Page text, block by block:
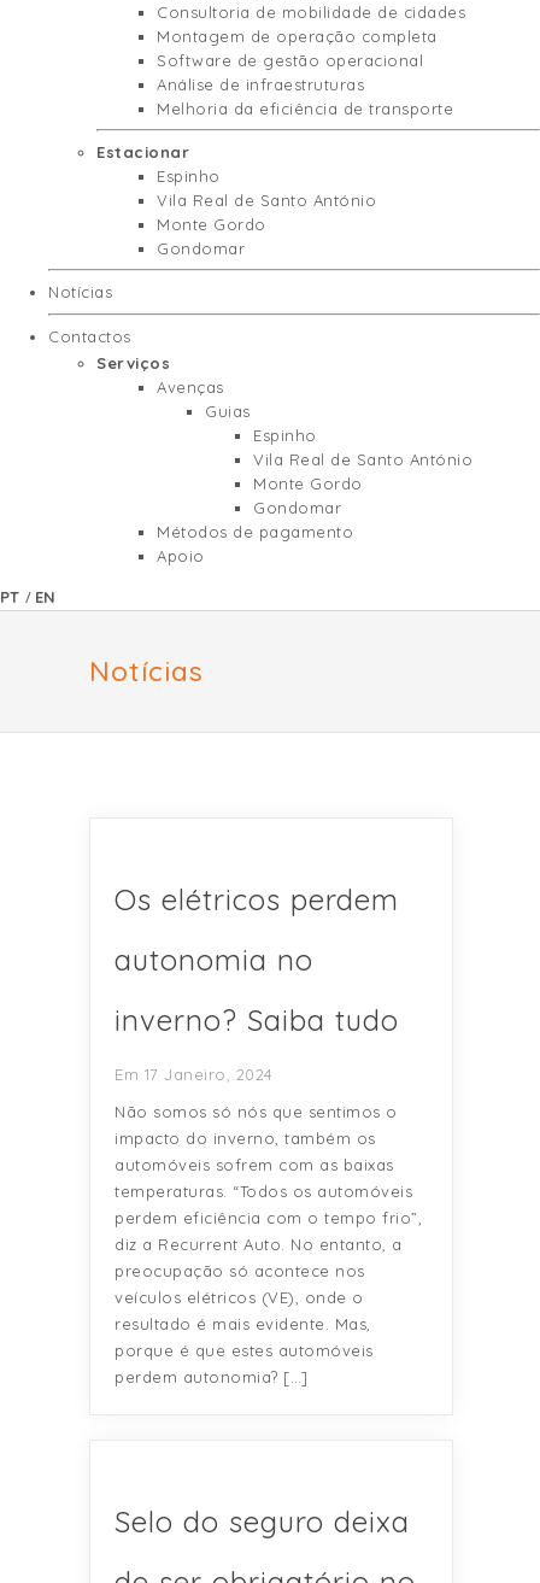
Consultoria de mobilidade de cidades
Montagem de operação completa
Software de gestão operacional
Análise de infraestruturas
Melhoria da eficiência de transporte
Estacionar
Espinho
Vila Real de Santo António
Monte Gordo
Gondomar
Notícias
Contactos
Serviços
Avenças
Guias
Espinho
Vila Real de Santo António
Monte Gordo
Gondomar
Métodos de pagamento
Apoio
PT / EN
Notícias
Os elétricos perdem
autonomia no
inverno? Saiba tudo
Em 17 Janeiro, 2024
Não somos só nós que sentimos o
impacto do inverno, também os
automóveis sofrem com as baixas
temperaturas. “Todos os automóveis
perdem eficiência com o tempo frio”,
diz a Recurrent Auto. No entanto, a
preocupação só acontece nos
veículos elétricos (VE), onde o
resultado é mais evidente. Mas,
porque é que estes automóveis
perdem autonomia? […]
Selo do seguro deixa